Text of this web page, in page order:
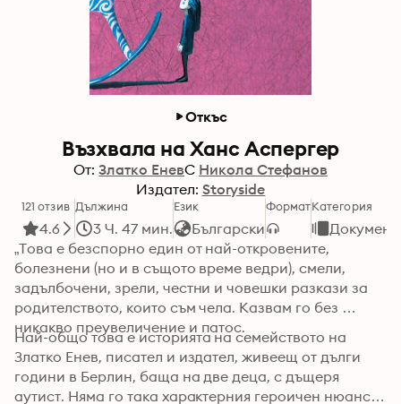
Откъс
Възхвала на Ханс Аспергер
От: Златко ЕневС Никола Стефанов
Издател: Storyside
121 отзив
4.6
Дължина
3 Ч. 47 мин.
Език
Български
ФорматКатегория
„Това е безспорно един от най-откровените,
болезнени (но и в същото време ведри), смели,
задълбочени, зрели, честни и човешки разкази за
родителството, които съм чела. Казвам го без
никакво преувеличение и патос.
Най-общо това е историята на семейството на
Златко Енев, писател и издател, живеещ от дълги
години в Берлин, баща на две деца, с дъщеря
аутист. Няма го така характерния героичен нюанс,